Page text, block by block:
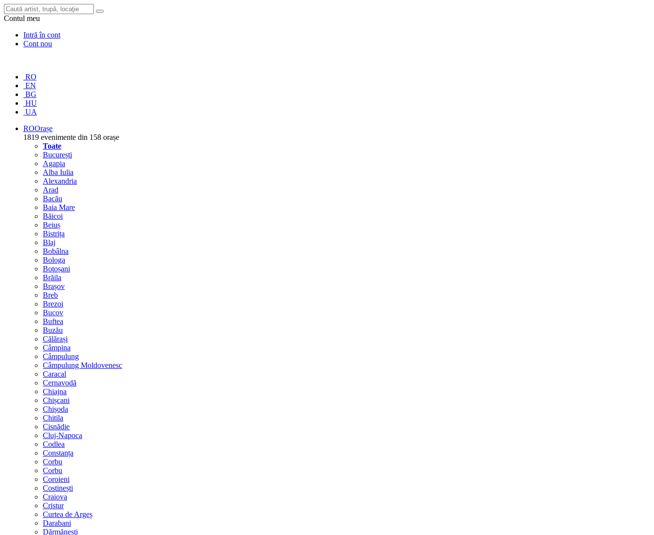
Contul meu
Intră în cont
Cont nou
RO
EN
BG
HU
UA
ROOrașe
1819 evenimente din 158 orașe
Toate
București
Agapia
Alba Iulia
Alexandria
Arad
Bacău
Baia Mare
Băicoi
Beiuș
Bistrița
Blaj
Bobâlna
Bologa
Botoșani
Brăila
Brașov
Breb
Brezoi
Bucov
Buftea
Buzău
Călărași
Câmpina
Câmpulung
Câmpulung Moldovenesc
Caracal
Cernavodă
Chiajna
Chișcani
Chișoda
Chitila
Cisnădie
Cluj-Napoca
Codlea
Constanța
Corbu
Corbu
Coroieni
Costinești
Craiova
Cristur
Curtea de Argeș
Darabani
Dărmănești